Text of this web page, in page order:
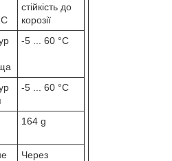
стійкість до
корозії
-5 ... 60 °C
-5 ... 60 °C
164 g
Через